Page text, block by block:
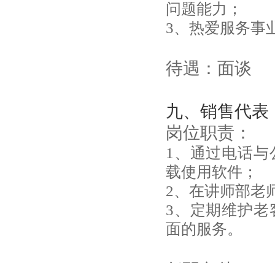
问题能力；
3、热爱服务事
待遇：面谈
九、销售代表
岗位职责：
1、通过电话
载使用软件；
2、在讲师部老
3、定期维护
面的服务。